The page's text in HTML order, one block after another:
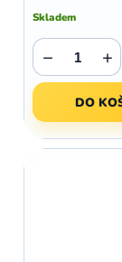
Skladem
+
−
DO